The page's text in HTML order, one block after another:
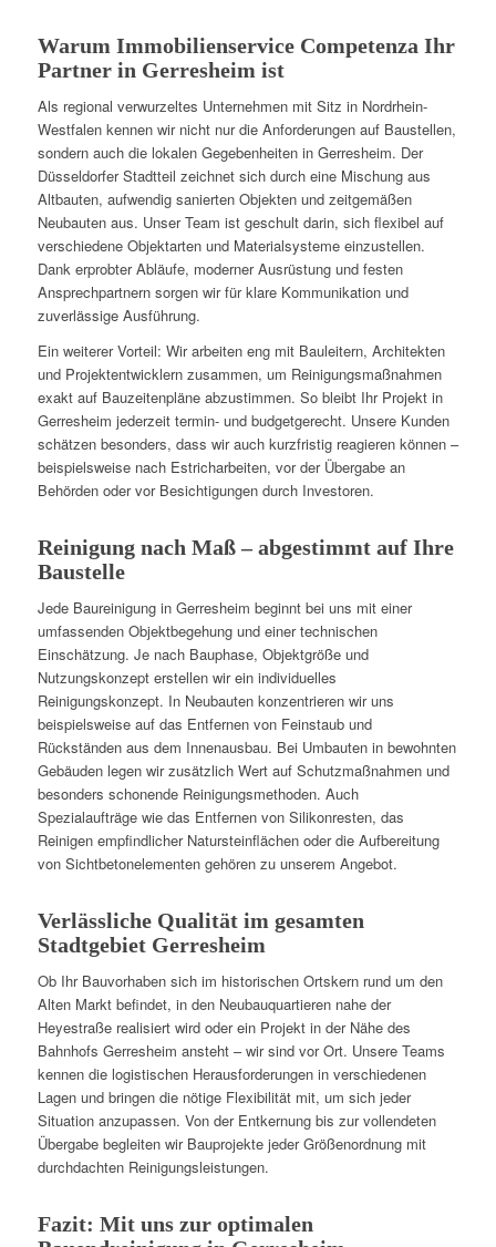
Warum Immobilienservice Competenza Ihr
Partner in Gerresheim ist
Als regional verwurzeltes Unternehmen mit Sitz in Nordrhein-
Westfalen kennen wir nicht nur die Anforderungen auf Baustellen,
sondern auch die lokalen Gegebenheiten in Gerresheim. Der
Düsseldorfer Stadtteil zeichnet sich durch eine Mischung aus
Altbauten, aufwendig sanierten Objekten und zeitgemäßen
Neubauten aus. Unser Team ist geschult darin, sich flexibel auf
verschiedene Objektarten und Materialsysteme einzustellen.
Dank erprobter Abläufe, moderner Ausrüstung und festen
Ansprechpartnern sorgen wir für klare Kommunikation und
zuverlässige Ausführung.
Ein weiterer Vorteil: Wir arbeiten eng mit Bauleitern, Architekten
und Projektentwicklern zusammen, um Reinigungsmaßnahmen
exakt auf Bauzeitenpläne abzustimmen. So bleibt Ihr Projekt in
Gerresheim jederzeit termin- und budgetgerecht. Unsere Kunden
schätzen besonders, dass wir auch kurzfristig reagieren können –
beispielsweise nach Estricharbeiten, vor der Übergabe an
Behörden oder vor Besichtigungen durch Investoren.
Reinigung nach Maß – abgestimmt auf Ihre
Baustelle
Jede Baureinigung in Gerresheim beginnt bei uns mit einer
umfassenden Objektbegehung und einer technischen
Einschätzung. Je nach Bauphase, Objektgröße und
Nutzungskonzept erstellen wir ein individuelles
Reinigungskonzept. In Neubauten konzentrieren wir uns
beispielsweise auf das Entfernen von Feinstaub und
Rückständen aus dem Innenausbau. Bei Umbauten in bewohnten
Gebäuden legen wir zusätzlich Wert auf Schutzmaßnahmen und
besonders schonende Reinigungsmethoden. Auch
Spezialaufträge wie das Entfernen von Silikonresten, das
Reinigen empfindlicher Natursteinflächen oder die Aufbereitung
von Sichtbetonelementen gehören zu unserem Angebot.
Verlässliche Qualität im gesamten
Stadtgebiet Gerresheim
Ob Ihr Bauvorhaben sich im historischen Ortskern rund um den
Alten Markt befindet, in den Neubauquartieren nahe der
Heyestraße realisiert wird oder ein Projekt in der Nähe des
Bahnhofs Gerresheim ansteht – wir sind vor Ort. Unsere Teams
kennen die logistischen Herausforderungen in verschiedenen
Lagen und bringen die nötige Flexibilität mit, um sich jeder
Situation anzupassen. Von der Entkernung bis zur vollendeten
Übergabe begleiten wir Bauprojekte jeder Größenordnung mit
durchdachten Reinigungsleistungen.
Fazit: Mit uns zur optimalen